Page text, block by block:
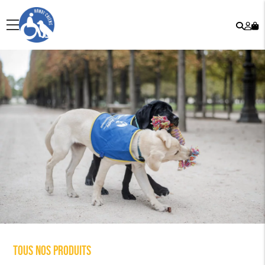
menu
Tous nos produits